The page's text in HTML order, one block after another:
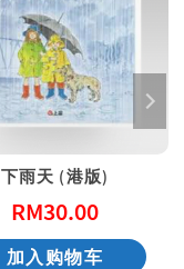
下雨天 (港版)
RM30.00
加入购物车